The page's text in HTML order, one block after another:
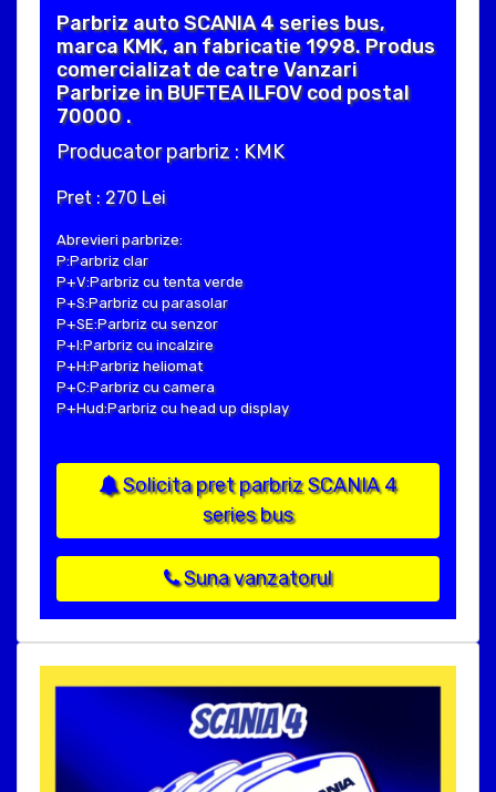
Parbriz auto SCANIA 4 series bus,
marca KMK, an fabricatie 1998. Produs
comercializat de catre Vanzari
Parbrize in BUFTEA ILFOV cod postal
70000 .
Producator parbriz : KMK
Pret : 270 Lei
Abrevieri parbrize:
P:Parbriz clar
P+V:Parbriz cu tenta verde
P+S:Parbriz cu parasolar
P+SE:Parbriz cu senzor
P+I:Parbriz cu incalzire
P+H:Parbriz heliomat
P+C:Parbriz cu camera
P+Hud:Parbriz cu head up display
Solicita pret parbriz SCANIA 4
series bus
Suna vanzatorul